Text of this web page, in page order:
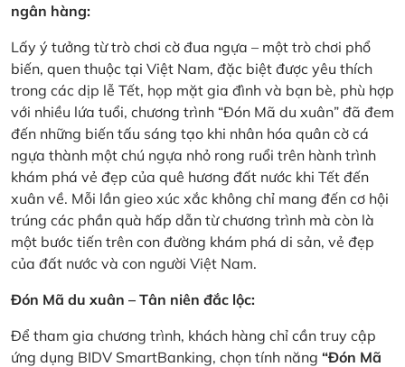
ngân hàng:
Lấy ý tưởng từ trò chơi cờ đua ngựa – một trò chơi phổ
biến, quen thuộc tại Việt Nam, đặc biệt được yêu thích
trong các dịp lễ Tết, họp mặt gia đình và bạn bè, phù hợp
với nhiều lứa tuổi, chương trình “Đón Mã du xuân” đã đem
đến những biến tấu sáng tạo khi nhân hóa quân cờ cá
ngựa thành một chú ngựa nhỏ rong ruổi trên hành trình
khám phá vẻ đẹp của quê hương đất nước khi Tết đến
xuân về. Mỗi lần gieo xúc xắc không chỉ mang đến cơ hội
trúng các phần quà hấp dẫn từ chương trình mà còn là
một bước tiến trên con đường khám phá di sản, vẻ đẹp
của đất nước và con người Việt Nam.
Đón Mã du xuân – Tân niên đắc lộc:
Để tham gia chương trình, khách hàng chỉ cần truy cập
ứng dụng BIDV SmartBanking, chọn tính năng “Đón Mã